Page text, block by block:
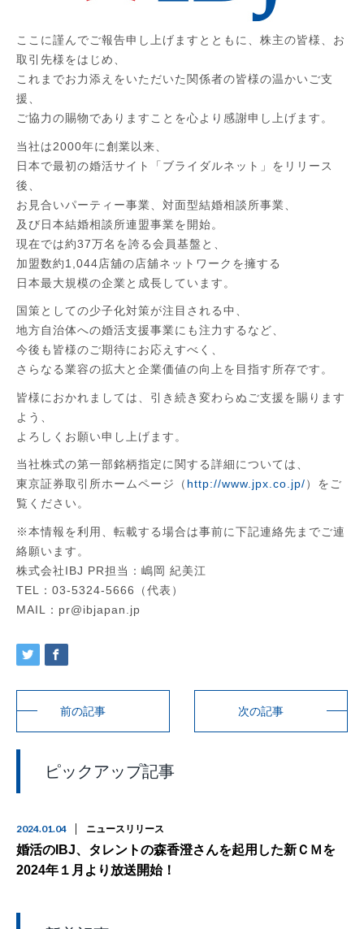
ここに謹んでご報告申し上げますとともに、株主の皆様、お
取引先様をはじめ、
これまでお力添えをいただいた関係者の皆様の温かいご支
援、
ご協力の賜物でありますことを心より感謝申し上げます。
当社は2000年に創業以来、
日本で最初の婚活サイト「ブライダルネット」をリリース
後、
お見合いパーティー事業、対面型結婚相談所事業、
及び日本結婚相談所連盟事業を開始。
現在では約37万名を誇る会員基盤と、
加盟数約1,044店舖の店舖ネットワークを擁する
日本最大規模の企業と成長しています。
国策としての少子化対策が注目される中、
地方自治体への婚活支援事業にも注力するなど、
今後も皆様のご期待にお応えすべく、
さらなる業容の拡大と企業価値の向上を目指す所存です。
皆様におかれましては、引き続き変わらぬご支援を賜ります
よう、
よろしくお願い申し上げます。
当社株式の第一部銘柄指定に関する詳細については、
東京証券取引所ホームページ（ http://www.jpx.co.jp/）をご
覧ください。
※本情報を利用、転載する場合は事前に下記連絡先までご連
絡願います。
株式会社IBJ PR担当：嶋岡 紀美江
TEL：03-5324-5666（代表）
MAIL：pr@ibjapan.jp
前の記事 次の記事
ピックアップ記事
2024.01.04 ニュースリリース
婚活のIBJ、タレントの森香澄さんを起用した新ＣＭを
2024年１月より放送開始！